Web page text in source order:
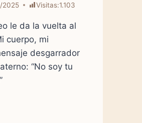
2025 Visitas:1.103
le da la vuelta al
cuerpo, mi
desgarrador
“No soy tu